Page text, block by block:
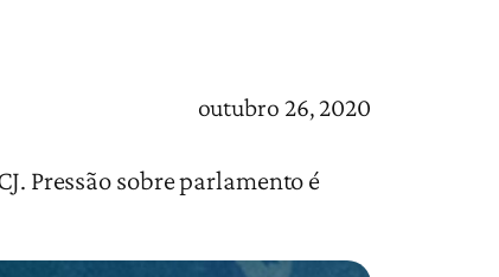
outubro 26, 2020
Pressão sobre parlamento é